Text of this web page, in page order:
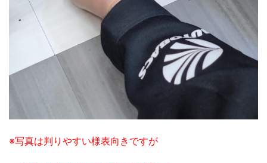
※写真は判りやすい様表向きですが